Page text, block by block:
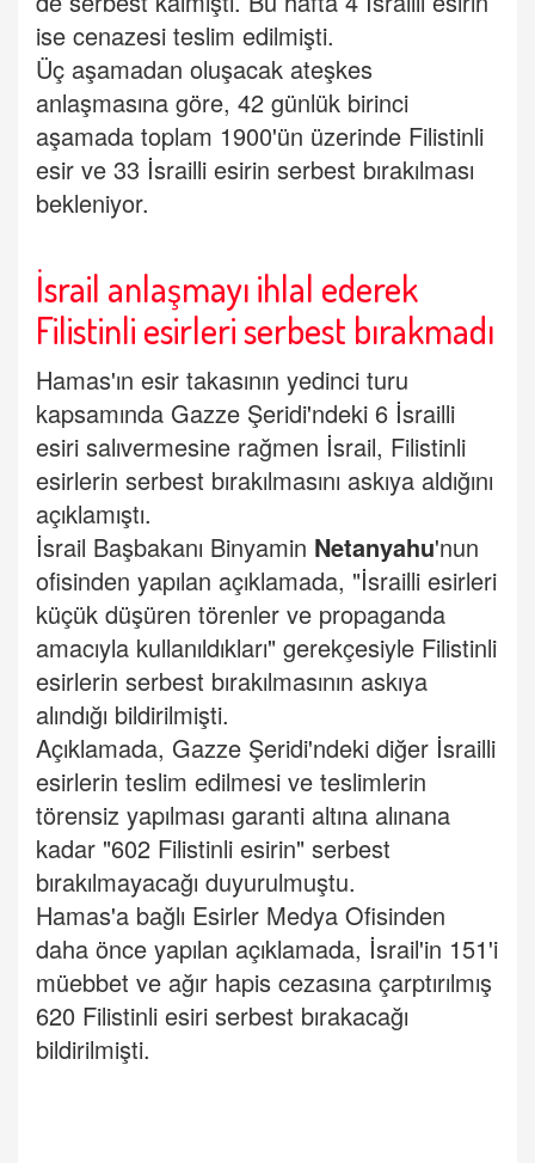
ise cenazesi teslim edilmişti.
Üç aşamadan oluşacak ateşkes
anlaşmasına göre, 42 günlük birinci
aşamada toplam 1900'ün üzerinde Filistinli
esir ve 33 İsrailli esirin serbest bırakılması
bekleniyor.
İsrail anlaşmayı ihlal ederek
Filistinli esirleri serbest bırakmadı
Hamas'ın esir takasının yedinci turu
kapsamında Gazze Şeridi'ndeki 6 İsrailli
esiri salıvermesine rağmen İsrail, Filistinli
esirlerin serbest bırakılmasını askıya aldığını
açıklamıştı.
İsrail Başbakanı Binyamin Netanyahu'nun
ofisinden yapılan açıklamada, "İsrailli esirleri
küçük düşüren törenler ve propaganda
amacıyla kullanıldıkları" gerekçesiyle Filistinli
esirlerin serbest bırakılmasının askıya
alındığı bildirilmişti.
Açıklamada, Gazze Şeridi'ndeki diğer İsrailli
esirlerin teslim edilmesi ve teslimlerin
törensiz yapılması garanti altına alınana
kadar "602 Filistinli esirin" serbest
bırakılmayacağı duyurulmuştu.
Hamas'a bağlı Esirler Medya Ofisinden
daha önce yapılan açıklamada, İsrail'in 151'i
müebbet ve ağır hapis cezasına çarptırılmış
620 Filistinli esiri serbest bırakacağı
bildirilmişti.